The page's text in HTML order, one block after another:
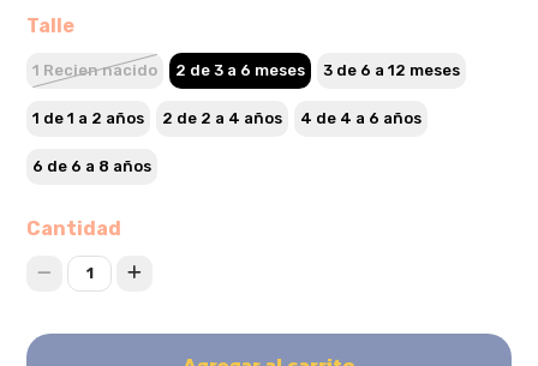
Talle
1 Recien nacido 2 de 3 a 6 meses 3 de 6 a 12 meses
1 de 1 a 2 años 2 de 2 a 4 años 4 de 4 a 6 años
6 de 6 a 8 años
Cantidad
1